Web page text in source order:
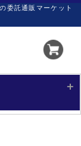
委託通販マーケット